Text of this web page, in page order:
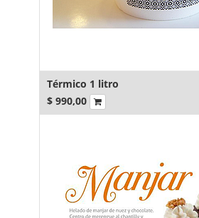
Térmico 1 litro
$ 990,00